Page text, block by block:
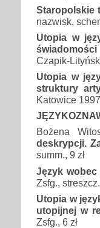
Staropolskie
nazwisk,
Utopia w
Czapik-
Utopia w
struktury
Katowice
Bożena
deskrypcji.
summ., 9 zł
Język
Zsfg.,
Utopia w
utopijnej w
Zsfg., 6 zł